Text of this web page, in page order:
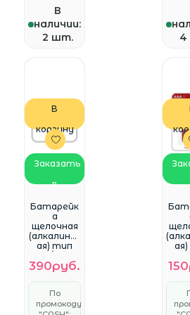
В
наличии:
2 шт.
В
корзину
Заказать
в
WhatsApp
Батарейк
a
щелочная
(алкалинов
ая) тип
GP Super
(10шт)
390руб.
По
промокоду